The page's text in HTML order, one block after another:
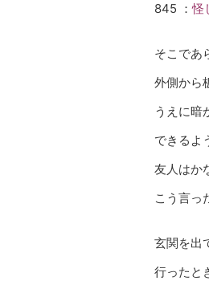
845 ：怪
そこであ
外側から
うえに暗
できるよ
友人はか
こう言っ
玄関を出
行ったと